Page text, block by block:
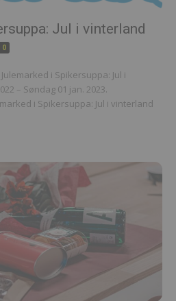
Jul i vinterland
0
Julemarked i Spikersuppa: Jul i
– Søndag 01 jan. 2023.
i Spikersuppa: Jul i vinterland